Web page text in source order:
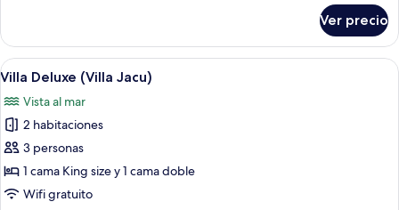
Deluxe,
habitaciones
Jacu)
Ver precio
Abrir
todas
las
fotos
de
Villa
Deluxe
Habitación de hotel con cama,
15
Villa Deluxe (Villa Jacu)
Vista al mar
2 habitaciones
3 personas
1 cama King size y 1 cama doble
Wifi gratuito